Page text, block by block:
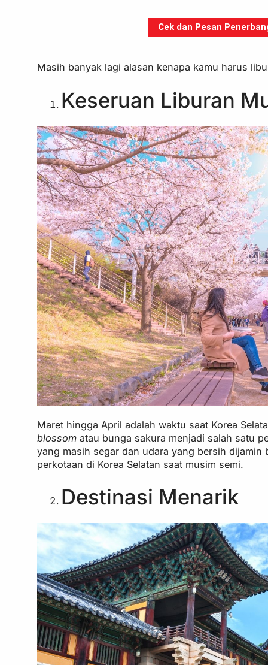
Cek dan Pesan
Masih banyak lagi alasan kenapa kamu harus
Keseruan Liburan
Maret hingga April adalah waktu saat Korea
blossom atau bunga sakura menjadi salah satu
yang masih segar dan udara yang bersih
perkotaan di Korea Selatan saat musim semi.
Destinasi Menarik